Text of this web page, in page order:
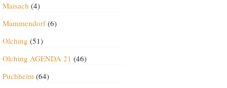
Maisach (4)
Mammendorf(6)
Olching (51)
Olching AGENDA 21 (46)
Puchheim(64)